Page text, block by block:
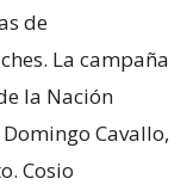
de
La campaña
la Nación
Cavallo,
Cosio